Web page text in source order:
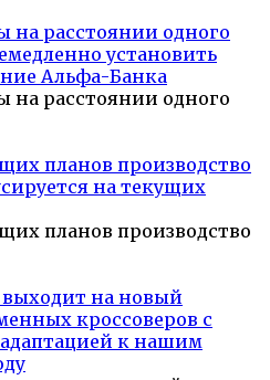
расстоянии одного
установить
Альфа-Банка
расстоянии одного
планов производство
на текущих
планов производство
на новый
кроссоверов с
к нашим